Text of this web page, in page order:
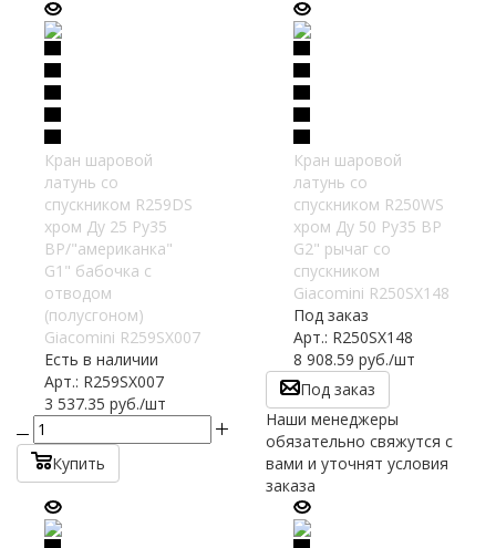
Кран шаровой
латунь со
спускником R259DS
хром Ду 25 Ру35
ВР/"американка"
G1" бабочка с
отводом
(полусгоном)
Giacomini R259SX007
Есть в наличии
Арт.: R259SX007
3 537.35 руб./шт
Купить
Кран шаровой
латунь со
спускником R250WS
хром Ду 50 Ру35 ВР
G2" рычаг со
спускником
Giacomini R250SX148
Под заказ
Арт.: R250SX148
8 908.59 руб./шт
Под заказ
Наши менеджеры
обязательно свяжутся с
вами и уточнят условия
заказа